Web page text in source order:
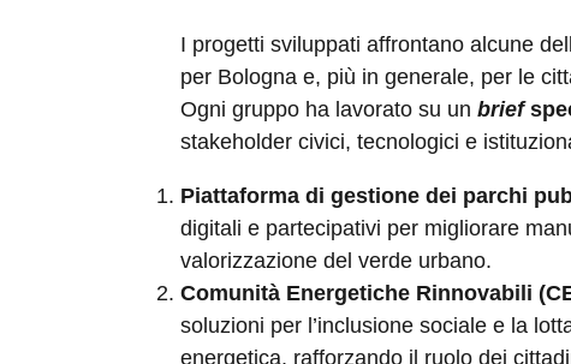
I progetti sviluppati affrontano alcune
per Bologna e, più in generale, per le
Ogni gruppo ha lavorato su un brief
stakeholder civici, tecnologici e
Piattaforma di gestione dei parchi
digitali e partecipativi per migliorare
valorizzazione del verde urbano.
Comunità Energetiche Rinnovabili
soluzioni per l’inclusione sociale e la
energetica, rafforzando il ruolo dei